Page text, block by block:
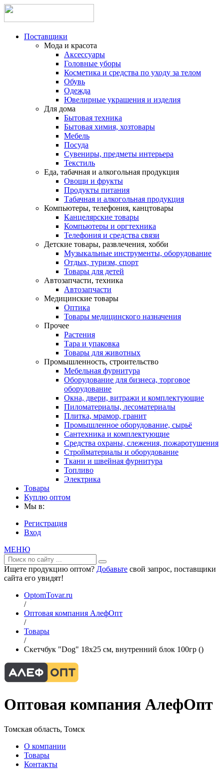
Поставщики
Мода и красота
Аксессуары
Головные уборы
Косметика и средства по уходу за телом
Обувь
Одежда
Ювелирные украшения и изделия
Для дома
Бытовая техника
Бытовая химия, хозтовары
Мебель
Посуда
Сувениры, предметы интерьера
Текстиль
Еда, табачная и алкогольная продукция
Овощи и фрукты
Продукты питания
Табачная и алкогольная продукция
Компьютеры, телефония, канцтовары
Канцелярские товары
Компьютеры и оргтехника
Телефония и средства связи
Детские товары, развлечения, хобби
Музыкальные инструменты, оборудование
Отдых, туризм, спорт
Товары для детей
Автозапчасти, техника
Автозапчасти
Медицинские товары
Оптика
Товары медицинского назначения
Прочее
Растения
Тара и упаковка
Товары для животных
Промышленность, строительство
Мебельная фурнитура
Оборудование для бизнеса, торговое
оборудование
Окна, двери, витражи и комплектующие
Пиломатериалы, лесоматериалы
Плитка, мрамор, гранит
Промышленное оборудование, сырьё
Сантехника и комплектующие
Средства охраны, слежения, пожаротушения
Стройматериалы и оборудование
Ткани и швейная фурнитура
Топливо
Электрика
Товары
Куплю оптом
Мы в:
Регистрация
Вход
МЕНЮ
Ищете продукцию оптом? Добавьте свой запрос, поставщики
сайта его увидят!
OptomTovar.ru
/
Оптовая компания АлефОпт
/
Товары
/
Скетчбук "Dog" 18х25 см, внутренний блок 100гр ()
Оптовая компания АлефОпт
Томская область, Томск
О компании
Товары
Контакты